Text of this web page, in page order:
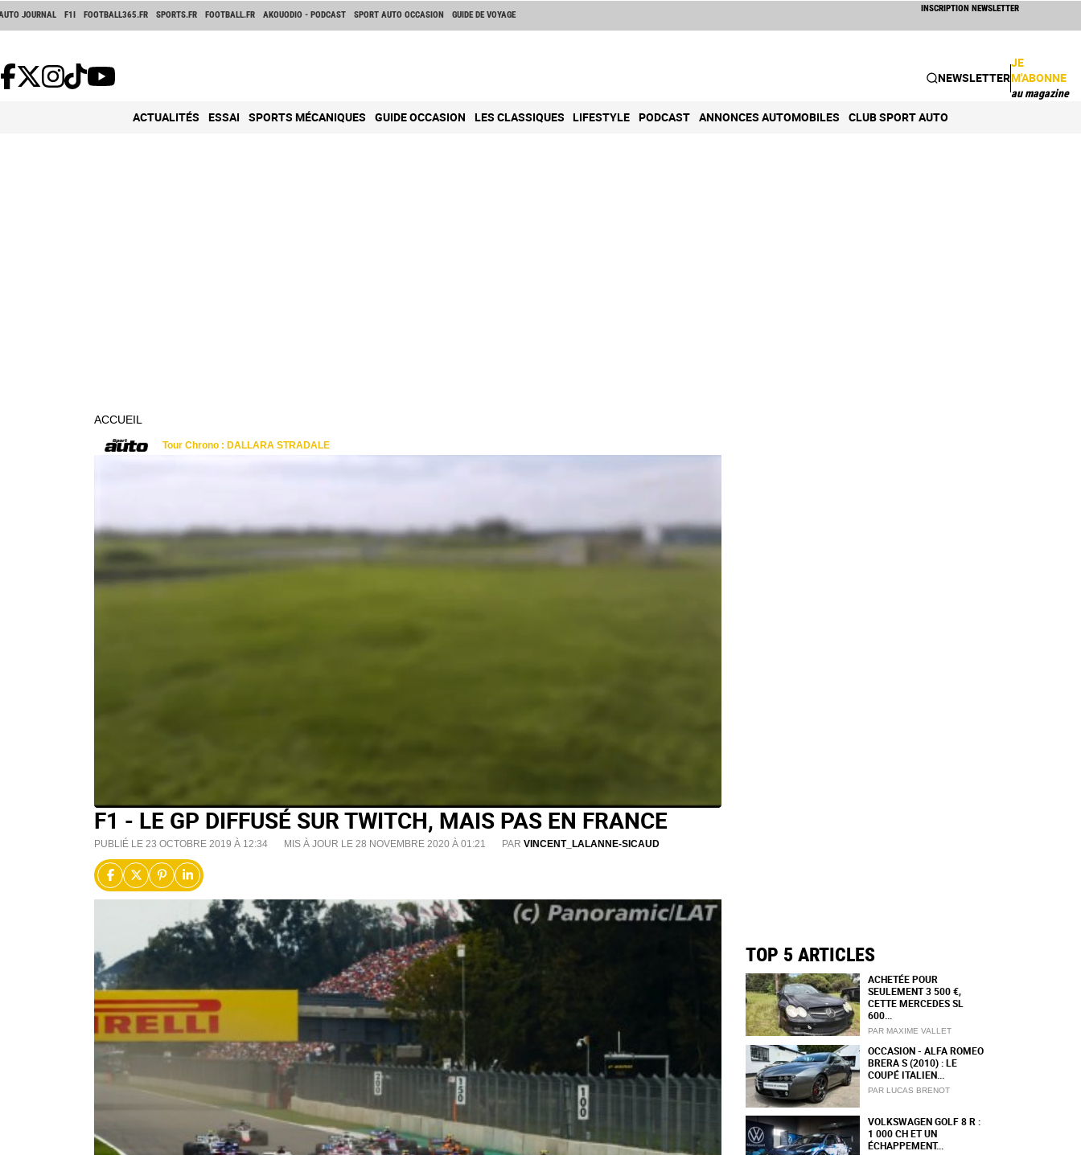
JOURNAL F1I FOOTBALL365.FR SPORTS.FR FOOTBALL.FR AKOUODIO - PODCAST SPORT AUTO OCCASION GUIDE DE VOYAGE
INSCRIPTION NEWSLETTER
NEWSLETTER
JE
M'ABONNE
au magazine
ACTUALITÉS ESSAI SPORTS MÉCANIQUES GUIDE OCCASION LES CLASSIQUES LIFESTYLE PODCAST ANNONCES AUTOMOBILES CLUB SPORT AUTO
ACCUEIL
F1 - LE GP DIFFUSÉ SUR TWITCH, MAIS PAS EN FRANCE
PUBLIÉ LE 23 OCTOBRE 2019 À 12:34 MIS À JOUR LE 28 NOVEMBRE 2020 À 01:21 PAR VINCENT_LALANNE-SICAUD
TOP 5 ARTICLES
ACHETÉE POUR
SEULEMENT 3 500 €,
CETTE MERCEDES SL
600...
PAR MAXIME VALLET
OCCASION - ALFA ROMEO
BRERA S (2010) : LE
COUPÉ ITALIEN...
PAR LUCAS BRENOT
VOLKSWAGEN GOLF 8 R :
1 000 CH ET UN
ÉCHAPPEMENT...